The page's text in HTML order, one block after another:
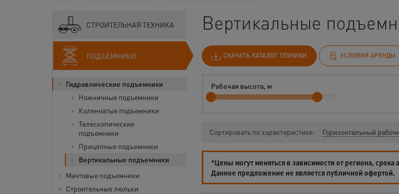
СТРОИТЕЛЬНАЯ ТЕХНИКА
ПОДЪЕМНИКИ
Гидравлические подъемники
Ножничные подъемники
Коленчатые подъемники
Телескопические
подъемники
Прицепные подъемники
Вертикальные подъемники
Мачтовые подъемники
Строительные люльки
Вертикальные
СКАЧАТЬ КАТАЛОГ ТЕХНИКИ УСЛОВИЯ АРЕНДЫ
Рабочая высота, м
Сортировать по характеристике: Горизонтальный
*Цены могут меняться в зависимости от региона,
Данное предложение не является публичной офертой.